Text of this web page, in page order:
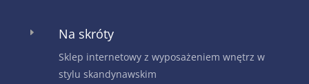
E Na skróty
Sklep internetowy z wyposażeniem wnętrz w
stylu skandynawskim